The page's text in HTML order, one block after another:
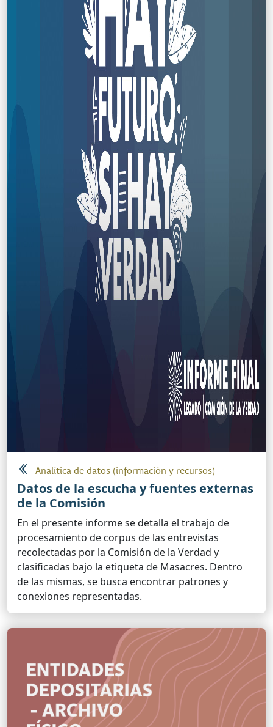
Analítica de datos (información y recursos)
Datos de la escucha y fuentes externas
de la Comisión
En el presente informe se detalla el trabajo de
procesamiento de corpus de las entrevistas
recolectadas por la Comisión de la Verdad y
clasificadas bajo la etiqueta de Masacres. Dentro
de las mismas, se busca encontrar patrones y
conexiones representadas.